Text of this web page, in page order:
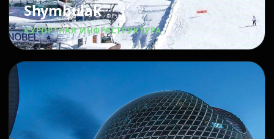
Shymbulak
КУРОРТНАЯ ИНФРАСТРУКТУРА